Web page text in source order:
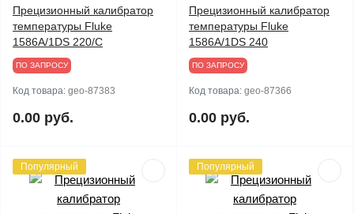
Прецизионный калибратор
температуры Fluke
1586A/1DS 220/C
ПО ЗАПРОСУ
Код товара: geo-87383
0.00 руб.
Прецизионный калибратор
температуры Fluke
1586A/1DS 240
ПО ЗАПРОСУ
Код товара: geo-87366
0.00 руб.
Популярный Популярный